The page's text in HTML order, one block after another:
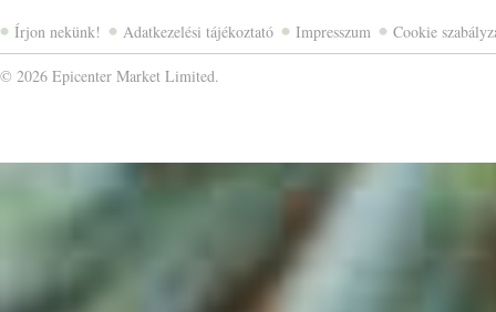
Írjon nekünk! Adatkezelési tájékoztató Impresszum Cookie
© 2026 Epicenter Market Limited.